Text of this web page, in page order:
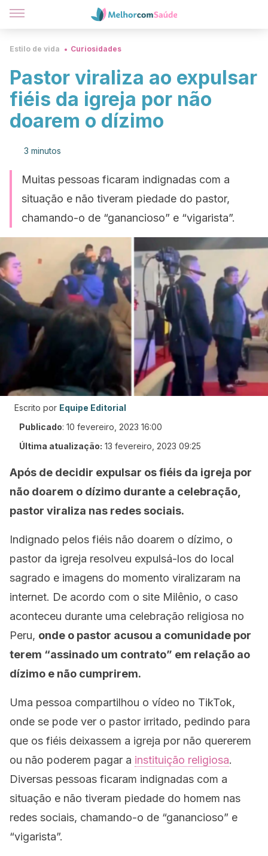
Estilo de vida Curiosidades
Pastor viraliza ao expulsar
fiéis da igreja por não
doarem o dízimo
3 minutos
Muitas pessoas ficaram indignadas com a
situação e não tiveram piedade do pastor,
chamando-o de “ganancioso” e “vigarista”.
Escrito por Equipe Editorial
Publicado: 10 fevereiro, 2023 16:00
Última atualização: 13 fevereiro, 2023 09:25
Após de decidir expulsar os fiéis da igreja por
não doarem o dízimo durante a celebração,
pastor viraliza nas redes sociais.
Indignado pelos fiéis não doarem o dízimo, o
pastor da igreja resolveu expulsá-los do local
sagrado e imagens do momento viralizaram na
internet. De acordo com o site Milênio, o caso
aconteceu durante uma celebração religiosa no
Peru, onde o pastor acusou a comunidade por
terem “assinado um contrato” em relação ao
dízimo e não cumprirem.
Uma pessoa compartilhou o vídeo no TikTok,
onde se pode ver o pastor irritado, pedindo para
que os fiéis deixassem a igreja por não quererem
ou não poderem pagar a instituição religiosa.
Diversas pessoas ficaram indignadas com a
situação e não tiveram piedade do homem nas
redes sociais, chamando-o de “ganancioso” e
“vigarista”.